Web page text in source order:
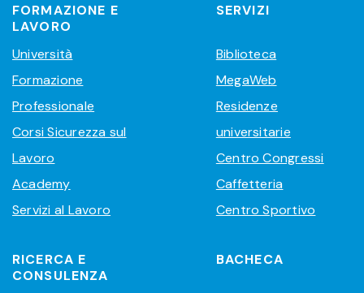
FORMAZIONE E
LAVORO
Università
Formazione
Professionale
Corsi Sicurezza sul
Lavoro
Academy
Servizi al Lavoro
SERVIZI
Biblioteca
MegaWeb
Residenze
universitarie
Centro Congressi
Caffetteria
Centro Sportivo
RICERCA E
CONSULENZA
BACHECA